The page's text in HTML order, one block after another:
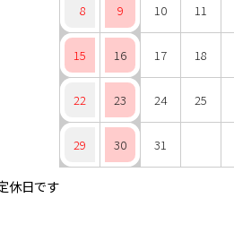
8 9 10 11
15 16 17 18
22 23 24 25
29 30 31
休日です